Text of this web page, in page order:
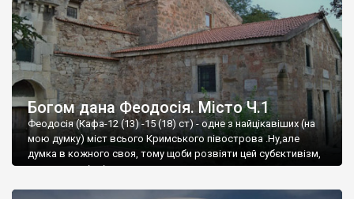
Богом дана Феодосія. Місто Ч.1
Феодосія (Кафа-12 (13) -15 (18) ст) - одне з найцікавіших (на
мою думку) міст всього Кримського півострова .Ну,але
думка в кожного своя, тому щоби розвіяти цей субєктивізм,
запрошую відвідати це